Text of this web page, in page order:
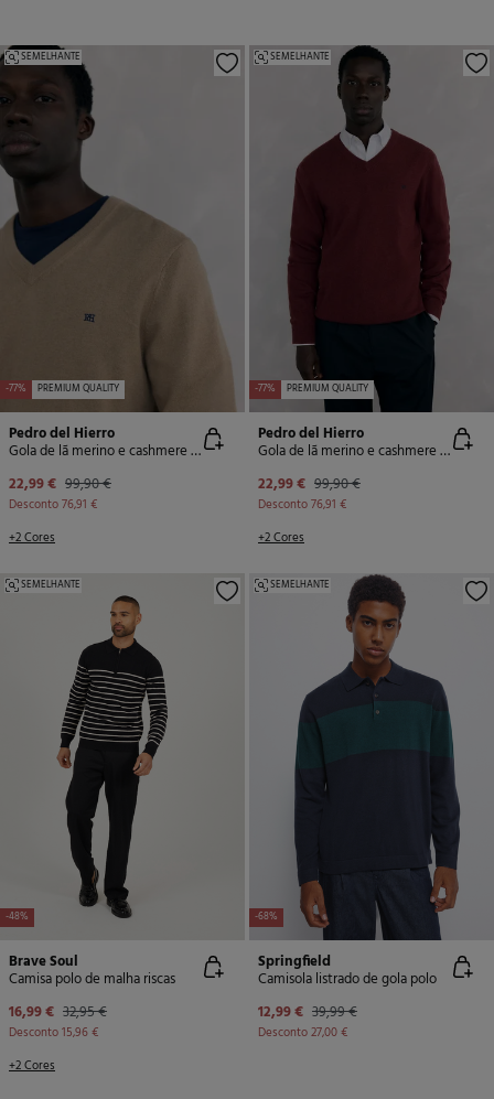
-77% PREMIUM QUALITY
SEMELHANTE
Pedro del Hierro
Gola de lã merino e cashmere com bico
22,99 € 99,90 €
Desconto76,91 €
+2 Cores
-77% PREMIUM QUALITY
SEMELHANTE
Pedro del Hierro
Gola de lã merino e cashmere com bico
22,99 € 99,90 €
Desconto76,91 €
+2 Cores
-48%
SEMELHANTE
Brave Soul
Camisa polo de malha riscas
16,99 € 32,95 €
Desconto15,96 €
+2 Cores
-68%
SEMELHANTE
Springfield
Camisola listrado de gola polo
12,99 € 39,99 €
Desconto27,00 €